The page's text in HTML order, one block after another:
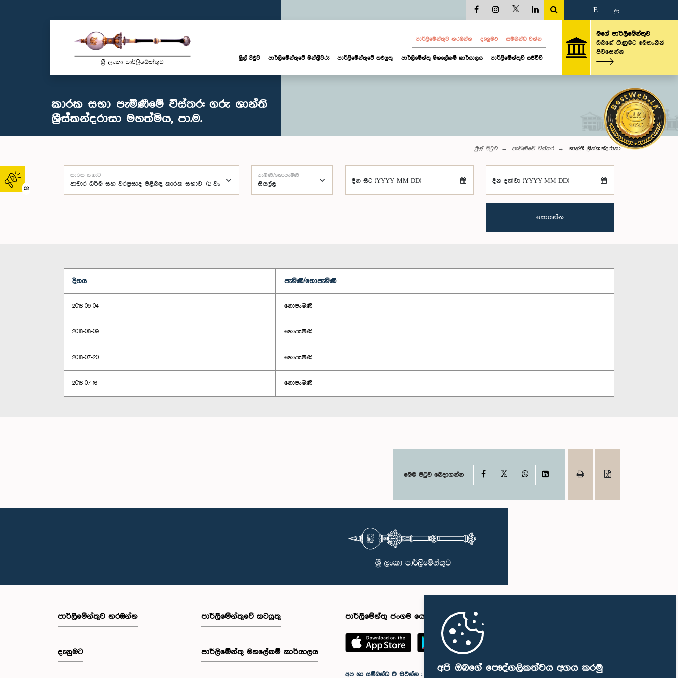
අපි ඔබගේ පෞද්ගලිකත්වය අගය කරමු
02
E த
පාර්ලි‌මේන්තුව නරඹන්න දැනුමට සම්බන්ධ වන්න
මුල් පිටුව පාර්ලි‌මේන්තුවේ මන්ත්‍රීවරු පාර්ලිමේන්තුවේ කටයුතු පාර්ලිමේන්තු මහලේකම් කාර්යාලය පාර්ලිමේන්තුව සජීවීව
මගේ පාර්ලිමේන්තුව
ඔබගේ ගිණුමට මෙතැනින්
පිවිසෙන්න
කාරක සභා පැමිණීමේ විස්තර: ගරු ශාන්ති
ශ්‍රීස්කන්දරාසා මහත්මිය, පා.ම.
මුල් පිටුව පැමිණීමේ විස්තර ශාන්ති ශ්‍රීස්කන්දරාසා
කාරක සභාව පැමිණි/නොපැමිණි
දින සිට (YYYY-MM-DD) දින දක්වා (YYYY-MM-DD)
සොයන්න
දිනය පැමිණි/නොපැමිණි
2018-09-04 නොපැමිණි
2018-08-09 නොපැමිණි
2018-07-20 නොපැමිණි
2018-07-16 නොපැමිණි
මෙම පිටුව බෙදාගන්න Facebook WhatsAppLinkedIn
පාර්ලි‌මේන්තුව නරඹන්න
දැනුමට
පාර්ලිමේන්තුවේ කටයුතු
පාර්ලිමේන්තු මහලේකම් කාර්යාලය
පාර්ලිමේන්තු ජංගම යෙදුම
අප හා සම්බන්ධ වී සිටින්න :